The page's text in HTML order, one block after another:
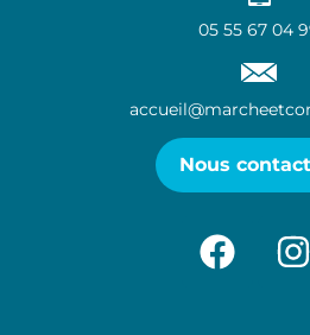
05 55 67 04
Nous